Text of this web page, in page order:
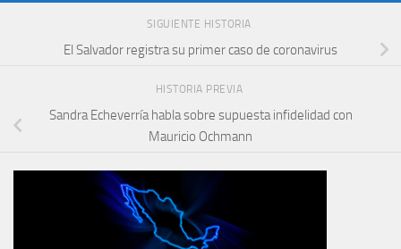
SIGUIENTE HISTORIA
El Salvador registra su primer caso de coronavirus
HISTORIA PREVIA
Sandra Echeverría habla sobre supuesta infidelidad con
Mauricio Ochmann